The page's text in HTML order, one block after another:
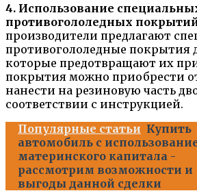
4. Использование
противогололедных
производители предлагают
противогололедные покрытия
которые предотвращают их
покрытия можно приобрести
нанести на резиновую часть
соответствии с инструкцией.
Популярные статьи Купить
автомобиль с
материнского капитала -
рассмотрим возможности и
выгоды данной сделки